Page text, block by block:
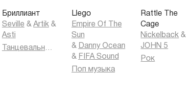
Бриллиант
Seville & Artik &
Asti
Танцевальная музыка
Llego
Empire Of The
Sun
&
Danny Ocean
& FIFA Sound
Поп музыка
Rattle The
Cage
Nickelback &
JOHN 5
Рок